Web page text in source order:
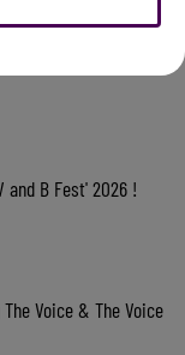
and B Fest' 2026 !
Voice & The Voice